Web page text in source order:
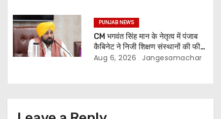
PUNJAB NEWS
CM भगवंत सिंह मान के नेतृत्व में पंजाब
कैबिनेट ने निजी शिक्षण संस्थानों की फीस
नियमन (संशोधन) विधेयक-2026 को
Aug 6, 2026 Jangesamachar